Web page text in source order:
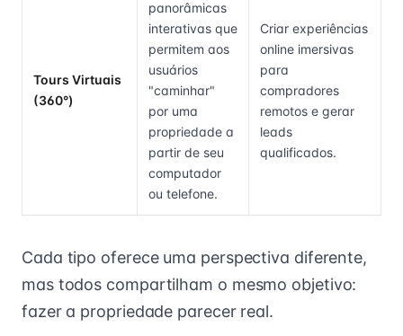
Tours Virtuais
(360°)
panorâmicas
interativas que
permitem aos
usuários
"caminhar"
por uma
propriedade a
partir de seu
computador
ou telefone.
Criar experiências
online imersivas
para
compradores
remotos e gerar
leads
qualificados.
Cada tipo oferece uma perspectiva diferente,
mas todos compartilham o mesmo objetivo:
fazer a propriedade parecer real.